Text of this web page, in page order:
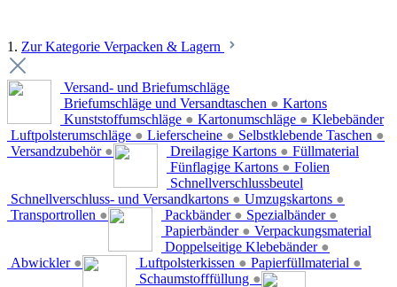
1. Zur Kategorie Verpacken & Lagern
Versand- und Briefumschläge
Briefumschläge und Versandtaschen ●
Kunststoffumschläge ● Kartonumschläge ●
Luftpolsterumschläge ● Lieferscheine ● Selbstklebende Taschen ●
Versandzubehör ●
Kartons
Dreilagige Kartons ●
Fünflagige Kartons ●
Schnellverschluss- und Versandkartons ● Umzugskartons ●
Transportrollen ●
Klebebänder
Packbänder ● Spezialbänder ●
Papierbänder ●
Doppelseitige Klebebänder ●
Abwickler ●
Füllmaterial
Luftpolsterkissen ● Papierfüllmaterial ●
Schaumstofffüllung ●
Folien
Schnellverschlussbeutel
Verpackungsmaterial